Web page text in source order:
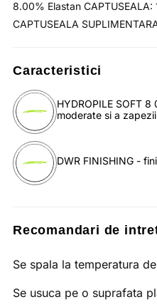
8.00% Elastan
CAPTUSEALA
Caracteristici
HYDROPILE SOFT
moderate si a zapezii
DWR FINISHING -
Recomandari de
Se spala la temperatura
Se usuca pe o suprafata